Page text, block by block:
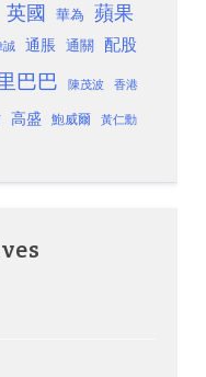
英國 華為 蘋果
誠 通脹 通關 配股
巴巴 陳茂波 香港
高盛 鮑威爾 黃仁勳